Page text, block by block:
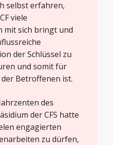
selbst erfahren,
viele
mit sich bringt und
der Schlüssel zu
und somit für
Betroffenen ist.
des
der CFS hatte
engagierten
zu dürfen,